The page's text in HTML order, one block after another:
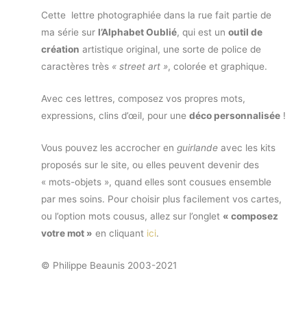
Cette lettre photographiée dans la rue fait partie de
ma série sur l’Alphabet Oublié, qui est un outil de
création artistique original, une sorte de police de
caractères très « street art », colorée et graphique.
Avec ces lettres, composez vos propres mots,
expressions, clins d’œil, pour une déco personnalisée !
Vous pouvez les accrocher en guirlande avec les kits
proposés sur le site, ou elles peuvent devenir des
« mots-objets », quand elles sont cousues ensemble
par mes soins. Pour choisir plus facilement vos cartes,
ou l’option mots cousus, allez sur l’onglet « composez
votre mot » en cliquant ici.
© Philippe Beaunis 2003-2021